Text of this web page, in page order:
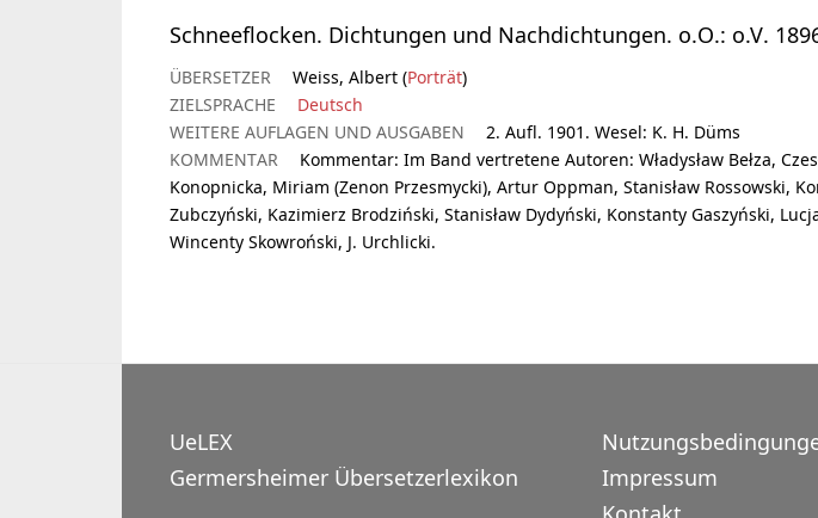
Schneeflocken. Dichtungen und Nachdichtungen. o.O.: o.V.
ÜBERSETZER Weiss, Albert (Porträt)
ZIELSPRACHE
Deutsch
WEITERE AUFLAGEN UND AUSGABEN
2. Aufl. 1901. Wesel: K. H. Düms
KOMMENTAR
Kommentar: Im Band vertretene Autoren: Władysław Bełza,
Konopnicka, Miriam (Zenon Przesmycki), Artur Oppman, Stanisław Rossowski,
Zubczyński, Kazimierz Brodziński, Stanisław Dydyński, Konstanty Gaszyński,
Wincenty Skowroński, J. Urchlicki.
UeLEX
Germersheimer Übersetzerlexikon
Impressum